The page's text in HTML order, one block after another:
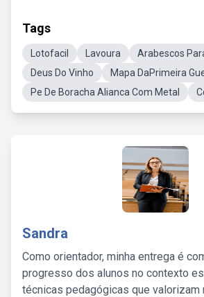
Tags
Lotofacil Lavoura
Arabescos
Deus Do Vinho
Mapa DaPrimeira
Pe De Boracha Alianca Com Metal
Sandra
Como orientador, minha entrega é
progresso dos alunos no contexto
técnicas pedagógicas que valorizam